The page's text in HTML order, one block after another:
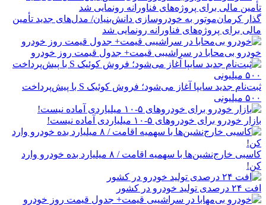
گذار کرمان‌موتور به خودروسازی دانش‌بنیان/ مدل‌های جدید تأمین
مالی برای پروژه‌های فناورانه رونمایی شد
خودرو بی‌محابا در سراشیبی قیمت+ جدول قیمت روز خودرو
ثبت‌نام جدید سایپا آغاز می‌شود؛ فروش کوئیک S با پیش‌پرداخت
۵۰۰ میلیونی
بازار خودرو برای خودروهای ۵-۱۰ میلیاردی آماده نیست!
کاسبی خارج‌نشین‌ها با سهمیه اقامت / ۸ میلیارد بده خودرو وارد
کن!
افت ۲۴ درصدی تولید خودرو در کشور